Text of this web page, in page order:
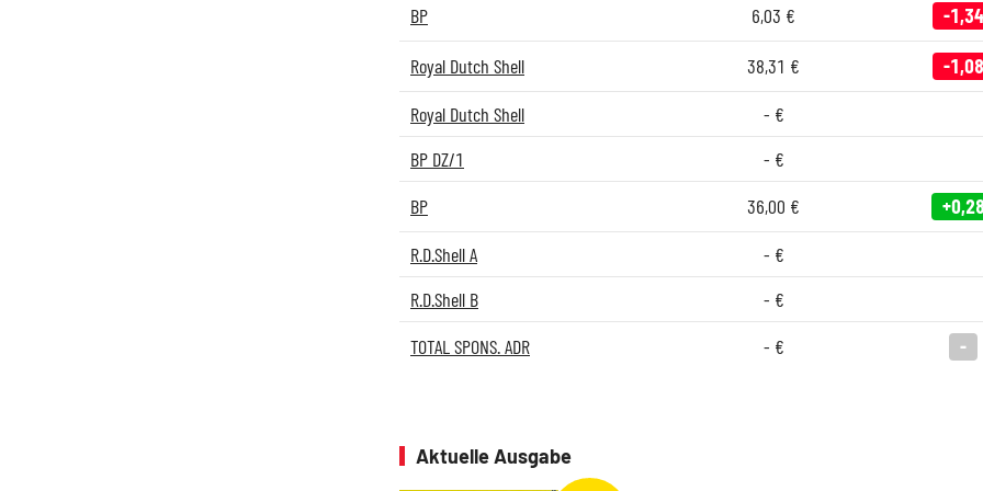
BP 6,03 € -1,34
Royal Dutch Shell 38,31 €
-1,08
Royal Dutch Shell
- €
BP DZ/1
- €
BP
36,00 €
+0,28
R.D.Shell A
- €
R.D.Shell B
- €
TOTAL SPONS. ADR
- € -
Aktuelle Ausgabe